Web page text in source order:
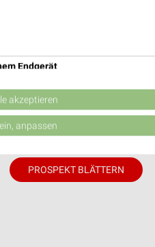
MediaMarkt Saturn
20.07.
Gutscheinheft
Gültig von 20. Jul. bis 10. Aug.
📅 Kalendereintrag erstellen
PROSPEKT BLÄTTERN
Endgerät
Inhalte
akzeptieren
anpassen